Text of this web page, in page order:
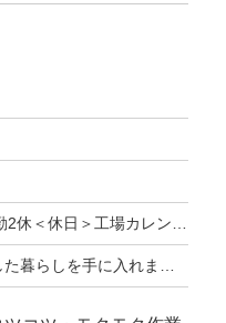
休暇あり★有給休暇あり※配属先により休日・勤務形...
がすぐに利用可能！→ 敷金・礼金・鍵交換代も...